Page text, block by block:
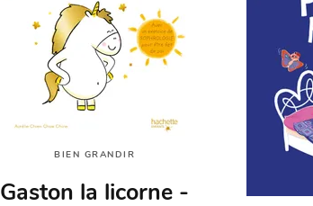
BIEN GRANDIR
Gaston la licorne -